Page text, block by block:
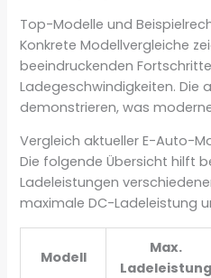
Top-Modelle und
Konkrete Modellvergleiche
beeindruckenden
Ladegeschwindigkeiten. Die
demonstrieren, was
Vergleich aktueller E-Auto-
Die folgende Übersicht hilft
Ladeleistungen
maximale DC-Ladeleistung
Modell
Max.
Ladeleistung